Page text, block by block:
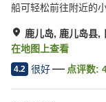
船可轻松前往附近的小
鹿儿岛, 鹿儿岛县,
在地图上查看
4.2 很好 点评数: